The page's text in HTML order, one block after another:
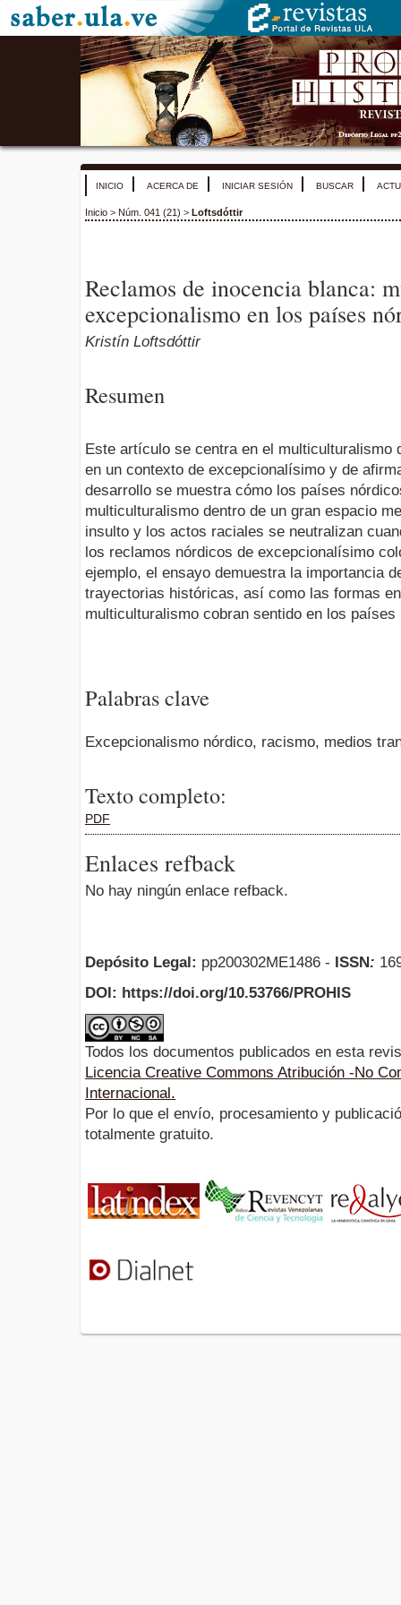
INICIO ACERCA DE INICIAR SESIÓN BUSCAR
Inicio > Núm. 041 (21) > Loftsdóttir
Reclamos de inocencia blanca:
excepcionalismo en los países
Kristín Loftsdóttir
Resumen
Este artículo se centra en el multiculturalismo
en un contexto de excepcionalísimo y de
desarrollo se muestra cómo los países
multiculturalismo dentro de un gran espacio
insulto y los actos raciales se neutralizan
los reclamos nórdicos de excepcionalísimo
ejemplo, el ensayo demuestra la importancia
trayectorias históricas, así como las formas
multiculturalismo cobran sentido en los países
Palabras clave
Excepcionalismo nórdico, racismo, medios
Texto completo:
PDF
Enlaces refback
No hay ningún enlace refback.
Depósito Legal: pp200302ME1486 - ISSN:
DOI: https://doi.org/10.53766/PROHIS
Todos los documentos publicados en esta
Licencia Creative Commons Atribución -No
Internacional.
Por lo que el envío, procesamiento y
totalmente gratuito.